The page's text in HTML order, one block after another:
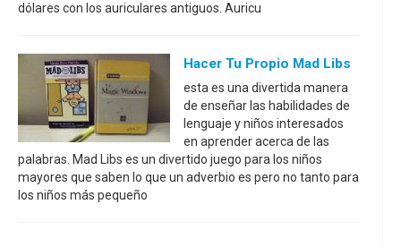
dólares con los auriculares antiguos. Auricu
Hacer Tu Propio Mad Libs
esta es una divertida manera
de enseñar las habilidades de
lenguaje y niños interesados
en aprender acerca de las
palabras. Mad Libs es un divertido juego para los niños
mayores que saben lo que un adverbio es pero no tanto para
los niños más pequeño